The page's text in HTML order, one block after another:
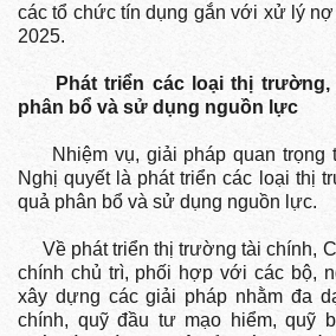
các tổ chức tín dụng gắn với xử lý
2025.
Phát triển các loại thị
phân bổ và sử dụng nguồn lực
Nhiệm vụ, giải pháp quan trọng
Nghị quyết là phát triển các loại thị
quả phân bổ và sử dụng nguồn lực.
Về phát triển thị trường tài chính,
chính chủ trì, phối hợp với các bộ,
xây dựng các giải pháp nhằm đa
chính, quỹ đầu tư mạo hiểm, quỹ